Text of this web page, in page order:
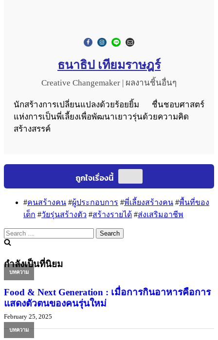
ธนาธิป เทียมราษฎร์
Creative Changemaker ผลงานชิ้นอื่นๆ
นักสร้างการเปลี่ยนแปลงด้วยร้อยยิ้ม ชื่นชอบศาสตร์
แห่งการเป็นพี่เลี้ยงเพื่อพัฒนาเยาวรุ่นด้วยความคิด
สร้างสรรค์
#คนสร้างคน #ผู้ประกอบการ #พี่เลี้ยงสร้างคน #พื้นที่ของ
เด็ก #วัยรุ่นสร้างตัว #สร้างรายได้ #ส่งเสริมอาชีพ
Search
for:
กำลังเป็นที่นิยม
บทความ
Food & Next Generation : เมื่อการกินอาหารคือการ
แสดงตัวตนของคนรุ่นใหม่
February 25, 2025
บทความ